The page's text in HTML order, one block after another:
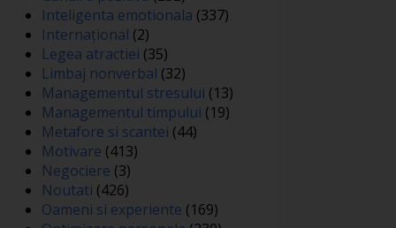
Inteligenta emotionala (337)
Internațional (2)
Legea atractiei (35)
Limbaj nonverbal (32)
Managementul stresului (13)
Managementul timpului (19)
Metafore si scantei (44)
Motivare (413)
Negociere (3)
Noutati (426)
Oameni si experiente (169)